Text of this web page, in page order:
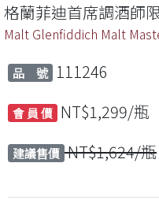
格蘭菲迪首席調酒師
Malt Glenfiddich Malt
品 號 111246
會 員 價 NT$1,299/瓶
建議售價 NT$1,624/瓶